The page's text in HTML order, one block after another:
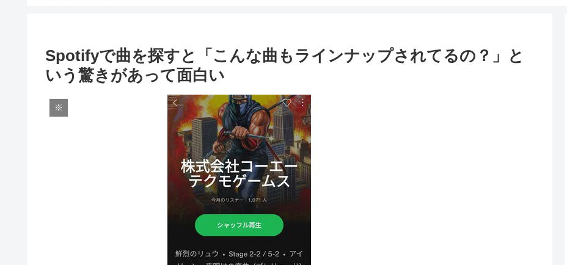
Spotifyで曲を探すと「こんな曲もラインナップされてるの？」と
いう驚きがあって面白い
※